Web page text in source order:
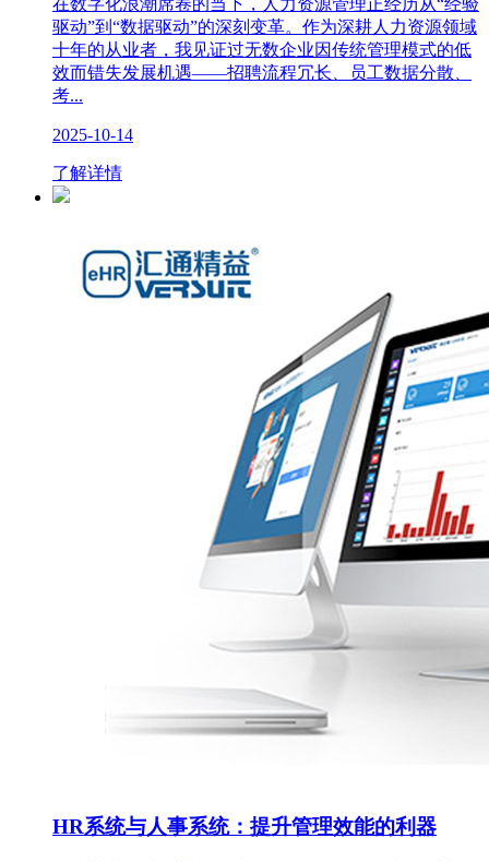
驱动”到“数据驱动”的深刻变革。作为深耕人力资源领域
十年的从业者，我见证过无数企业因传统管理模式的低
效而错失发展机遇——招聘流程冗长、员工数据分散、
考...
2025-10-14
了解详情
HR系统与人事系统：提升管理效能的利器